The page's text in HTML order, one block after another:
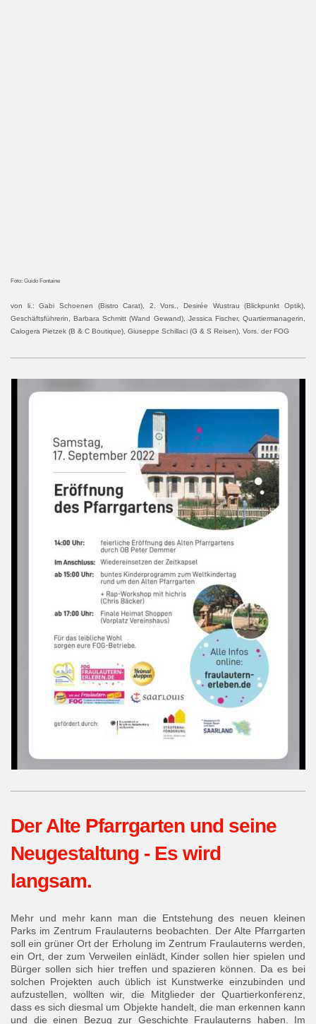
Foto: Guido Fontaine
von li.: Gabi Schoenen (Bistro Carat), 2. Vors., Desirée Wustrau (Blickpunkt Optik),
Geschäftsführerin, Barbara Schmitt (Wand Gewand), Jessica Fischer, Quartiermanagerin,
Calogera Pietzek (B & C Boutique), Giuseppe Schillaci (G & S Reisen), Vors. der FOG
Der Alte Pfarrgarten und seine
Neugestaltung - Es wird
langsam.
Mehr und mehr kann man die Entstehung des neuen kleinen
Parks im Zentrum Fraulauterns beobachten. Der Alte Pfarrgarten
soll ein grüner Ort der Erholung im Zentrum Fraulauterns werden,
ein Ort, der zum Verweilen einlädt, Kinder sollen hier spielen und
Bürger sollen sich hier treffen und spazieren können. Da es bei
solchen Projekten auch üblich ist Kunstwerke einzubinden und
aufzustellen, wollten wir, die Mitglieder der Quartierkonferenz,
dass es sich diesmal um Objekte handelt, die man erkennen kann
und die einen Bezug zur Geschichte Fraulauterns haben. Im